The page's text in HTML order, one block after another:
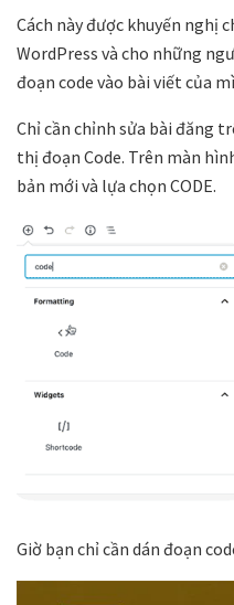
Cách này được khuyến nghị
WordPress và cho những
đoạn code vào bài viết của
Chỉ cần chỉnh sửa bài đăng
thị đoạn Code. Trên màn
bản mới và lựa chọn CODE.
Giờ bạn chỉ cần dán đoạn